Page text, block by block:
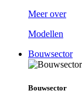
Meer over
Modellen
Bouwsector
Bouwsector